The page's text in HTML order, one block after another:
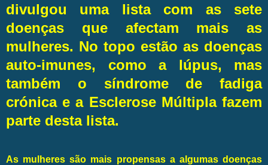
divulgou uma lista com as sete
doenças que afectam mais as
mulheres. No topo estão as doenças
auto-imunes, como a lúpus, mas
também o síndrome de fadiga
crónica e a Esclerose Múltipla fazem
parte desta lista.
As mulheres são mais propensas a algumas doenças